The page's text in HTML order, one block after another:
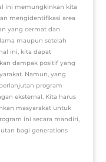
ini memungkinkan kita
mengidentifikasi area
yang cermat dan
maupun setelah
ini, kita dapat
dampak positif yang
Namun, yang
program
eksternal. Kita harus
masyarakat untuk
ini secara mandiri,
bagi generations